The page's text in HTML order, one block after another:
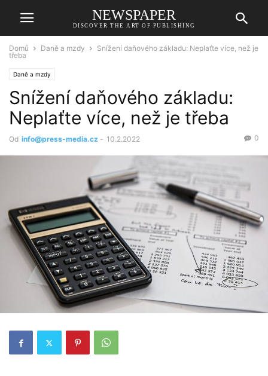
NEWSPAPER
DISCOVER THE ART OF PUBLISHING
Domů Daně a mzdy
Snížení daňového základu: Neplaťte více, než je
třeba
Daně a mzdy
Snížení daňového základu:
Neplaťte více, než je třeba
Od info@press-media.cz - 10.2.2022 0